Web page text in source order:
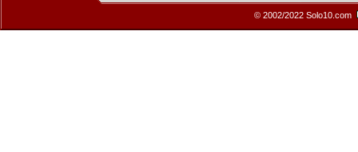
© 2002/2022 Solo10.com